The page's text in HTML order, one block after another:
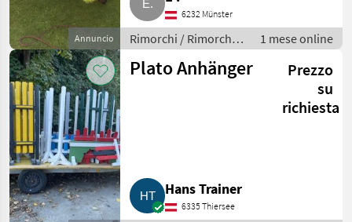
Annuncio
6232 Münster
Rimorchi / Rimorchi
per auto
1 mese online
Plato Anhänger
Prezzo
su
richiesta
Hans Trainer
6335 Thiersee